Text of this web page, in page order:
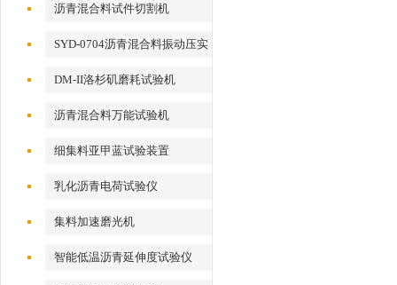
沥青混合料试件切割机
SYD-0704沥青混合料振动压实
DM-II洛杉矶磨耗试验机
沥青混合料万能试验机
细集料亚甲蓝试验装置
乳化沥青电荷试验仪
集料加速磨光机
智能低温沥青延伸度试验仪